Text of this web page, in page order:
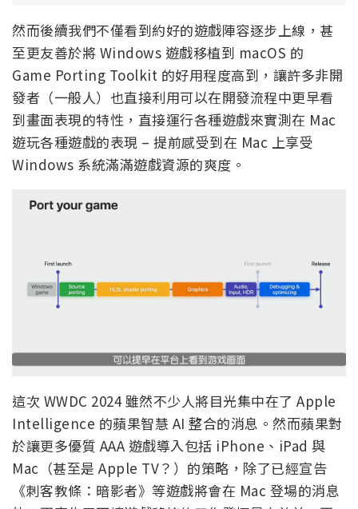
然而後續我們不僅看到約好的遊戲陣容逐步上線，甚
至更友善於將 Windows 遊戲移植到 macOS 的
Game Porting Toolkit 的好用程度高到，讓許多非開
發者（一般人）也直接利用可以在開發流程中更早看
到畫面表現的特性，直接運行各種遊戲來實測在 Mac
遊玩各種遊戲的表現 – 提前感受到在 Mac 上享受
Windows 系統滿滿遊戲資源的爽度。
這次 WWDC 2024 雖然不少人將目光集中在了 Apple
Intelligence 的蘋果智慧 AI 整合的消息。然而蘋果對
於讓更多優質 AAA 遊戲導入包括 iPhone、iPad 與
Mac（甚至是 Apple TV？）的策略，除了已經宣告
《刺客教條：暗影者》等遊戲將會在 Mac 登場的消息